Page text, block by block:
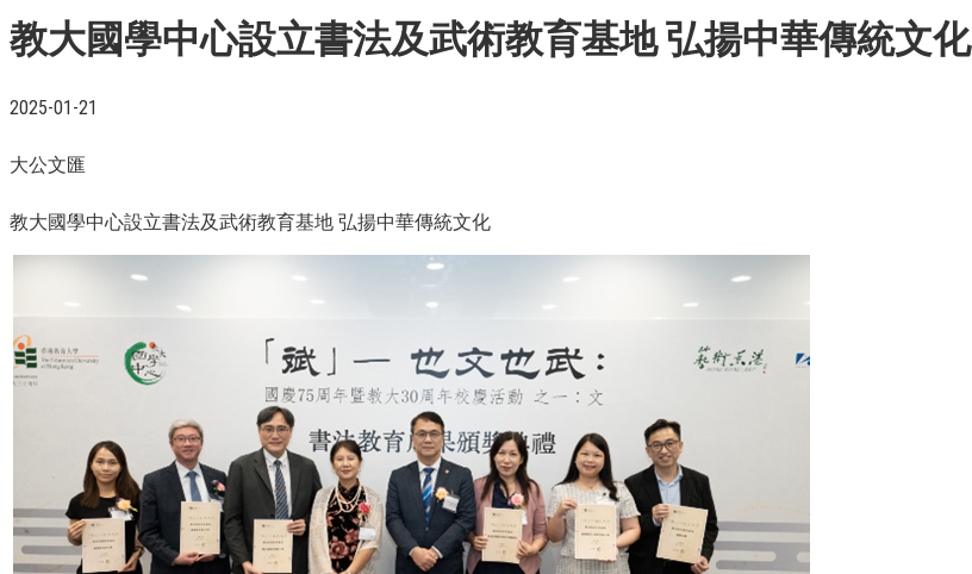
教大國學中心設立書法及武術教育基地 弘揚中華傳統文化
2025-01-21
大公文匯
教大國學中心設立書法及武術教育基地 弘揚中華傳統文化